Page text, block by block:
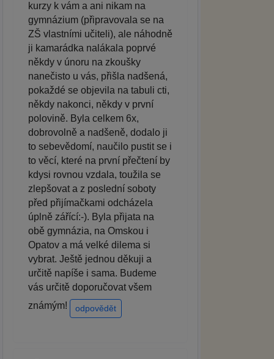
kurzy k vám a ani nikam na
gymnázium (připravovala se na
ZŠ vlastními učiteli), ale náhodně
ji kamarádka nalákala poprvé
někdy v únoru na zkoušky
nanečisto u vás, přišla nadšená,
pokaždé se objevila na tabuli cti,
někdy nakonci, někdy v první
polovině. Byla celkem 6x,
dobrovolně a nadšeně, dodalo ji
to sebevědomí, naučilo pustit se i
to věcí, které na první přečtení by
kdysi rovnou vzdala, toužila se
zlepšovat a z poslední soboty
před přijímačkami odcházela
úplně zářící:-). Byla přijata na
obě gymnázia, na Omskou i
Opatov a má velké dilema si
vybrat. Ještě jednou děkuji a
určitě napíše i sama. Budeme
vás určitě doporučovat všem
známým!
odpovědět